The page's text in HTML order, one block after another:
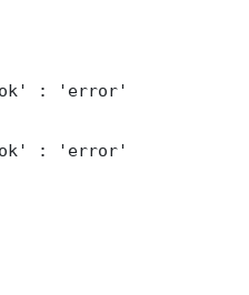
'ok' : 'error'
'ok' : 'error'